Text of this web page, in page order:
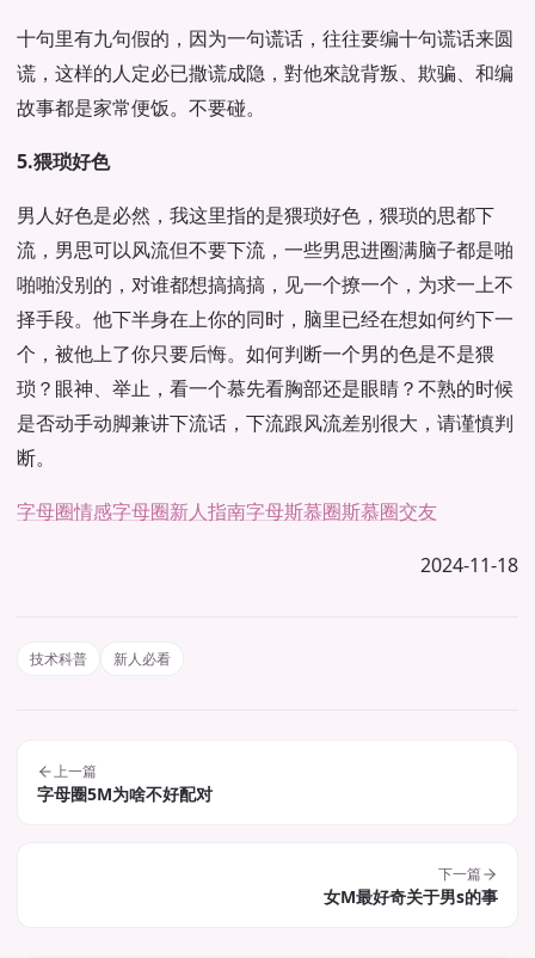
十句里有九句假的，因为一句谎话，往往要编十句谎话来圆
谎，这样的人定必已撒谎成隐，對他來說背叛、欺骗、和编
故事都是家常便饭。不要碰。
5.猥琐好色
男人好色是必然，我这里指的是猥琐好色，猥琐的思都下
流，男思可以风流但不要下流，一些男思进圈满脑子都是啪
啪啪没别的，对谁都想搞搞搞，见一个撩一个，为求一上不
择手段。他下半身在上你的同时，脑里已经在想如何约下一
个，被他上了你只要后悔。如何判断一个男的色是不是猥
琐？眼神、举止，看一个慕先看胸部还是眼睛？不熟的时候
是否动手动脚兼讲下流话，下流跟风流差别很大，请谨慎判
断。
字母圈情感字母圈新人指南字母斯慕圈斯慕圈交友
2024-11-18
技术科普 新人必看
上一篇
字母圈5M为啥不好配对
下一篇
女M最好奇关于男s的事